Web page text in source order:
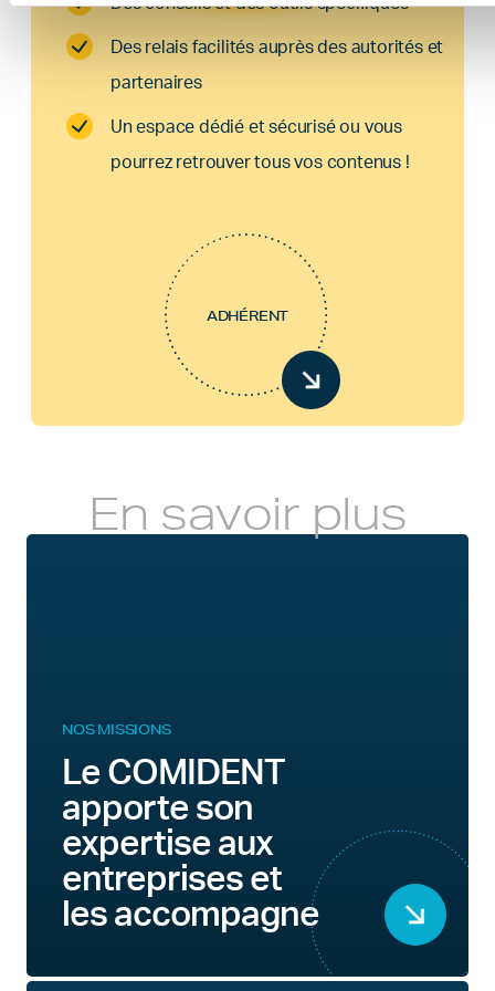
Des relais facilités auprès des autorités et
partenaires
Un espace dédié et sécurisé ou vous
pourrez retrouver tous vos contenus !
ADHÉRENT
En savoir plus
NOS MISSIONS
Le COMIDENT
apporte son
expertise aux
entreprises et
les accompagne